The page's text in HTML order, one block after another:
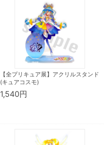
【全プリキュア展】アクリルスタンド
(キュアコスモ)
1,540円